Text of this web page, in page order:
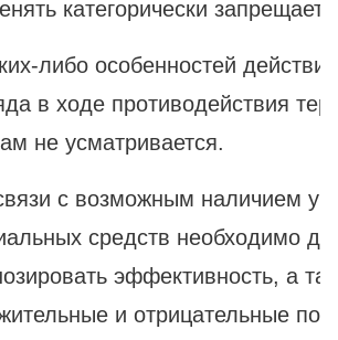
категорически
либо особенностей
в ходе противодействия
не усматривается.
с возможным наличием у
средств необходимо
эффективность, а
и отрицательные